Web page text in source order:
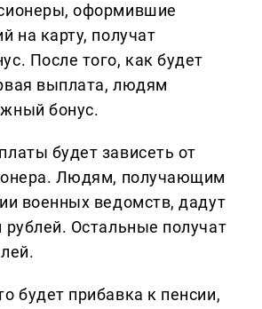
оформившие
на карту, получат
После того, как будет
выплата, людям
бонус.
будет зависеть от
Людям, получающим
военных ведомств, дадут
рублей. Остальные получат
будет прибавка к пенсии,